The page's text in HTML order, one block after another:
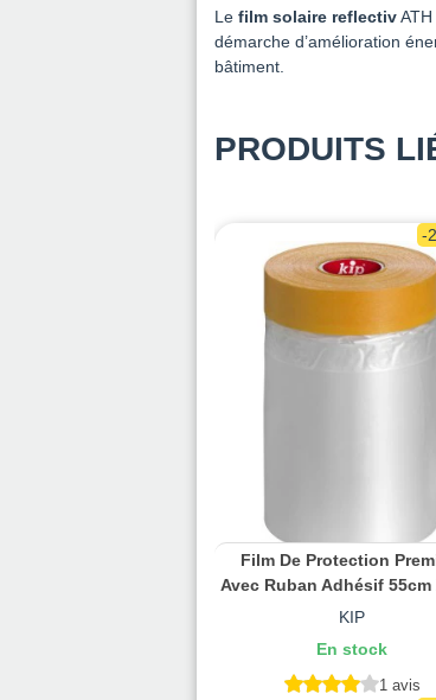
Le film solaire reflectiv
démarche d’amélioration
bâtiment.
PRODUITS
-
Film De Protection
Avec Ruban Adhésif 55cm
KIP
En stock
1 avis